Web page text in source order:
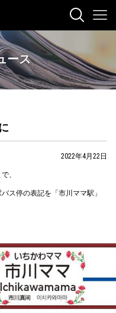
ース
2022年4月22日
、
ス停の表記を「市川ママ駅」